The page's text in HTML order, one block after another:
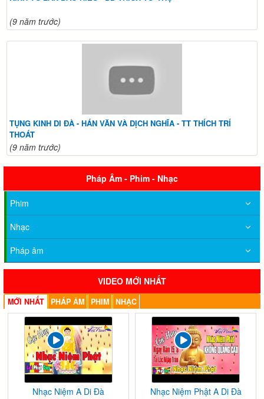
(9 năm trước)
TỤNG KINH DI ĐÀ - HÁN VĂN VÀ DỊCH NGHĨA - TT THÍCH TRÍ
THOÁT
(9 năm trước)
Pháp Âm - Phim - Nhạc
Phim
Nhạc
Pháp âm
VIDEO MỚI NHẤT
MỚI NHẤT PHÁP ÂM PHIM NHẠC
Nhạc Niệm A Di Đà Nhạc Niệm Phật A Di Đà